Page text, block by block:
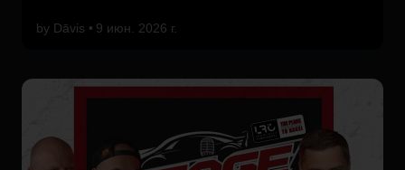
by Dāvis 9 июн. 2026 г.